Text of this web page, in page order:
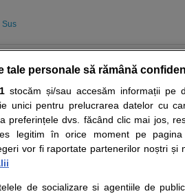
Sus
Autoevaluare simptome Interpretare
avizate ale medicilor, sfaturile si orice alte
stabilit in urma investigatiilor si
la dispozitie pentru programare in sistemul
noi Legal
tale personale să rămână
stocăm și/sau accesăm informații pe
unici pentru prelucrarea datelor cu
preferințele dvs. făcând clic mai jos,
legitim în orice moment pe
vor fi raportate partenerilor noștri și
de socializare si agentiile de